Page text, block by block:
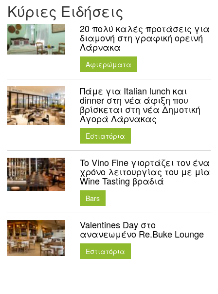
Κύριες Ειδήσεις
20 πολύ καλές προτάσεις για
διαμονή στη γραφική ορεινή
Λάρνακα
Aφιερώματα
Πάμε για Italian lunch και
dinner στη νέα άφιξη που
βρίσκεται στη νέα Δημοτική
Αγορά Λάρνακας
Εστιατόρια
To Vino Fine γιορτάζει τον ένα
χρόνο λειτουργίας του με μία
Wine Tasting βραδιά
Bars
Valentines Day στο
ανανεωμένο Re.Buke Lounge
Εστιατόρια